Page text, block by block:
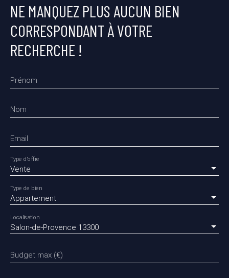
NE MANQUEZ PLUS AUCUN BIEN
CORRESPONDANT À VOTRE
RECHERCHE !
Prénom
Nom
Email
Vente
Type d'offre
Appartement
Type de bien
Salon-de-Provence 13300
Localisation
Budget max (€)